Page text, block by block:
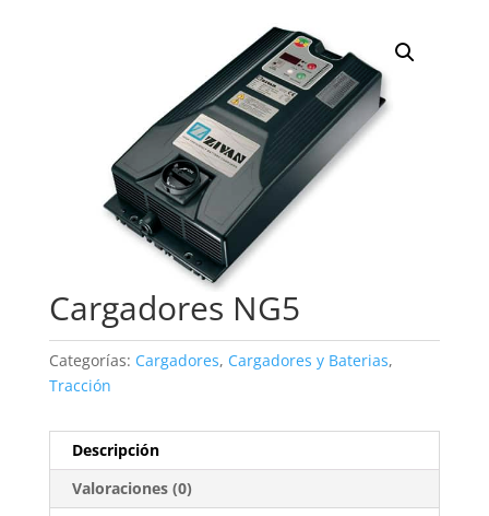
Cargadores NG5
Categorías: Cargadores, Cargadores y Baterias,
Tracción
Descripción
Valoraciones (0)